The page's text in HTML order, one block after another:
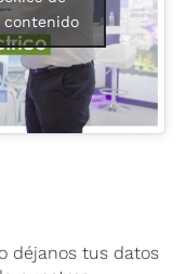
déjanos tus datos